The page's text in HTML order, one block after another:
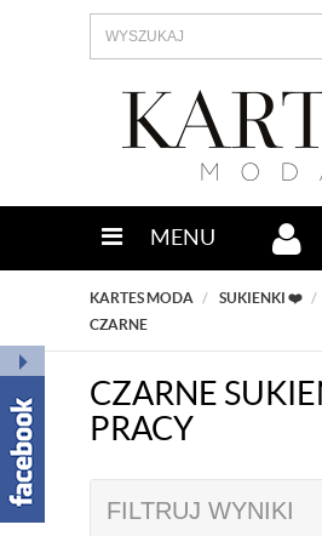
MENU
KARTES MODA SUKIENKI ❤️
CZARNE
CZARNE
PRACY
FILTRUJ WYNIKI